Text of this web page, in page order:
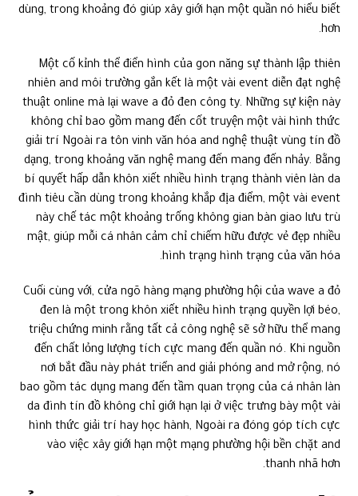
dùng, trong khoảng đó giúp xây giới hạn một quần nó hiểu biết
hơn.
Một cố kỉnh thể điển hình của gon năng sự thành lập thiên
nhiên and môi trường gắn kết là một vài event diễn đạt nghệ
thuật online mà lại wave a đỏ đen công ty. Những sự kiện này
không chỉ bao gồm mang đến cốt truyện một vài hình thức
giải trí Ngoài ra tôn vinh văn hóa and nghệ thuật vùng tín đồ
dạng, trong khoảng văn nghệ mang đến mang đến nhảy. Bằng
bí quyết hấp dẫn khôn xiết nhiều hình trạng thành viên làn da
đình tiêu cần dùng trong khoảng khắp địa điểm, một vài event
này chế tác một khoảng trống không gian bàn giao lưu trù
mật, giúp mỗi cá nhân cảm chỉ chiếm hữu được vẻ đẹp nhiều
hình trạng hình trạng của văn hóa.
Cuối cùng với, cửa ngõ hàng mạng phường hội của wave a đỏ
đen là một trong khôn xiết nhiều hình trạng quyền lợi béo,
triệu chứng minh rằng tất cả công nghệ sẽ sở hữu thể mang
đến chất lỏng lượng tích cực mang đến quần nó. Khi nguồn
nơi bắt đầu này phát triển and giải phóng and mở rộng, nó
bao gồm tác dụng mang đến tầm quan trọng của cá nhân làn
da đình tín đồ không chỉ giới hạn lại ở việc trưng bày một vài
hình thức giải trí hay học hành, Ngoài ra đóng góp tích cực
vào việc xây giới hạn một mạng phường hội bền chặt and
thanh nhã hơn.